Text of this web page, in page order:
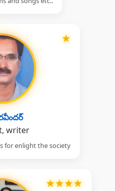
★
writer
for enlight the society
★★★★